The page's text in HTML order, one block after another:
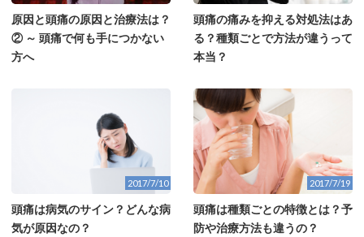
原因と頭痛の原因と治療法は？
② ～ 頭痛で何も手につかない
方へ
頭痛の痛みを抑える対処法はあ
る？種類ごとで方法が違うって
本当？
2017/7/10
頭痛は病気のサイン？どんな病
気が原因なの？
2017/7/19
頭痛は種類ごとの特徴とは？予
防や治療方法も違うの？